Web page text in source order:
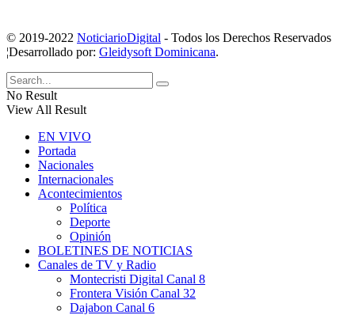
© 2019-2022 NoticiarioDigital - Todos los Derechos Reservados
¦Desarrollado por: Gleidysoft Dominicana.
No Result
View All Result
EN VIVO
Portada
Nacionales
Internacionales
Acontecimientos
Política
Deporte
Opinión
BOLETINES DE NOTICIAS
Canales de TV y Radio
Montecristi Digital Canal 8
Frontera Visión Canal 32
Dajabon Canal 6